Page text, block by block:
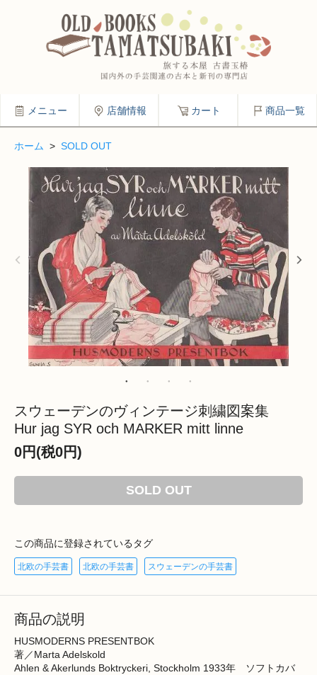
メニュー 店舗情報 カート 商品一覧
ホーム > SOLD OUT
スウェーデンのヴィンテージ刺繍図案集
Hur jag SYR och MARKER mitt linne
0円(税0円)
SOLD OUT
この商品に登録されているタグ
北欧の手芸書 北欧の手芸書 スウェーデンの手芸書
商品の説明
HUSMODERNS PRESENTBOK
著／Marta Adelskold
Ahlen & Akerlunds Boktryckeri, Stockholm 1933年 ソフトカバ